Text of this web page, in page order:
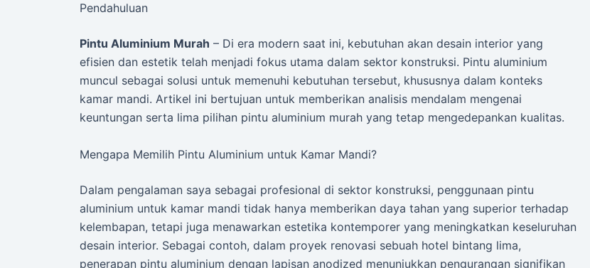
Pendahuluan
Pintu Aluminium Murah – Di era modern saat ini, kebutuhan akan desain interior yang
efisien dan estetik telah menjadi fokus utama dalam sektor konstruksi. Pintu aluminium
muncul sebagai solusi untuk memenuhi kebutuhan tersebut, khususnya dalam konteks
kamar mandi. Artikel ini bertujuan untuk memberikan analisis mendalam mengenai
keuntungan serta lima pilihan pintu aluminium murah yang tetap mengedepankan kualitas.
Mengapa Memilih Pintu Aluminium untuk Kamar Mandi?
Dalam pengalaman saya sebagai profesional di sektor konstruksi, penggunaan pintu
aluminium untuk kamar mandi tidak hanya memberikan daya tahan yang superior terhadap
kelembapan, tetapi juga menawarkan estetika kontemporer yang meningkatkan keseluruhan
desain interior. Sebagai contoh, dalam proyek renovasi sebuah hotel bintang lima,
penerapan pintu aluminium dengan lapisan anodized menunjukkan pengurangan signifikan